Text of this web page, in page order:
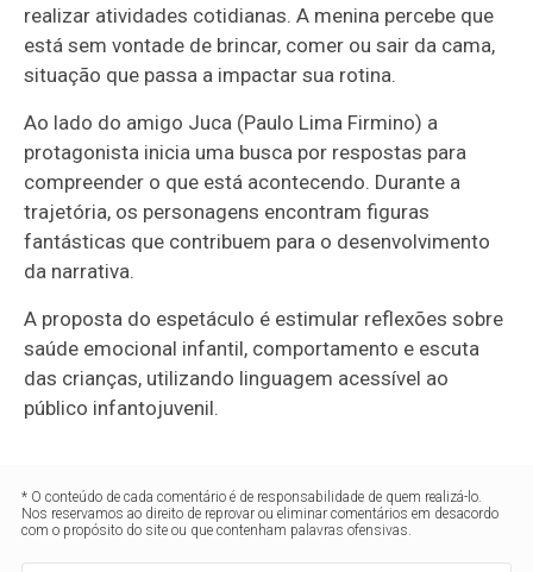
realizar atividades cotidianas. A menina percebe que
está sem vontade de brincar, comer ou sair da cama,
situação que passa a impactar sua rotina.
Ao lado do amigo Juca (Paulo Lima Firmino) a
protagonista inicia uma busca por respostas para
compreender o que está acontecendo. Durante a
trajetória, os personagens encontram figuras
fantásticas que contribuem para o desenvolvimento
da narrativa.
A proposta do espetáculo é estimular reflexões sobre
saúde emocional infantil, comportamento e escuta
das crianças, utilizando linguagem acessível ao
público infantojuvenil.
* O conteúdo de cada comentário é de responsabilidade de quem realizá-lo.
Nos reservamos ao direito de reprovar ou eliminar comentários em desacordo
com o propósito do site ou que contenham palavras ofensivas.